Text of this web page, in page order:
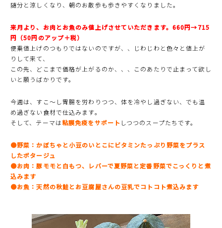
随分と涼しくなり、朝のお散歩も歩きやすくなりました。
来月より、お肉とお魚のみ値上げさせていただきます。660円→715
円（50円のアップ＋税）
便乗値上げのつもりではないのですが、、じわじわと色々と値上が
りして来て、
この先、どこまで価格が上がるのか、、、このあたりで止まって欲し
いと願うばかりです。
今週は、すこ〜し胃腸を労わりつつ、体を冷やし過ぎない、でも温
め過ぎない食材で仕込みます。
そして、テーマは粘膜免疫をサポート しつつのスープたちです。
●野菜：かぼちゃと小豆のいとこにビタミンたっぷり野菜をプラス
したポタージュ
●お肉：豚モモと白もつ、レバーで夏野菜と定番野菜でこっくりと煮
込みます
●お魚：天然の秋鮭とお豆腐屋さんの豆乳でコトコト煮込みます